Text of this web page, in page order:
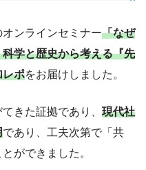
ンラインセミナー「なぜ
学と歴史から考える『先
レポをお届けしました。
きた証拠であり、 現代社
であり、工夫次第で「共
ができました。